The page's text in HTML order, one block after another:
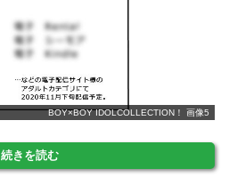
BOY×BOY IDOLCOLLECTION！ 画像5
続きを読む